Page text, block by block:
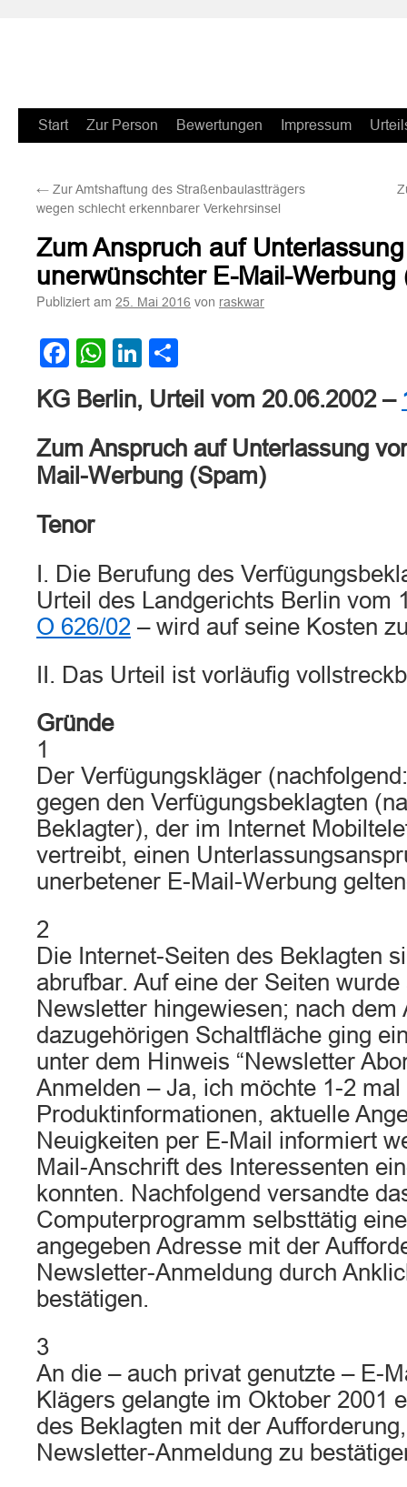
Zum
springen
Start Zur Person Bewertungen Impressum
← Zur Amtshaftung des Straßenbaulastträgers
wegen schlecht erkennbarer Verkehrsinsel
Zum Anspruch auf
unerwünschter E-Mail-Werbung
Publiziert am 25. Mai 2016 von raskwar
Facebook
WhatsApp
LinkedIn
KG Berlin, Urteil vom 20.06.2002 –
Zum Anspruch auf Unterlassung
Mail-Werbung (Spam)
Tenor
I. Die Berufung des
Urteil des Landgerichts Berlin vom
O 626/02 – wird auf seine Kosten
II. Das Urteil ist vorläufig
Gründe
1
Der Verfügungskläger
gegen den Verfügungsbeklagten
Beklagter), der im Internet
vertreibt, einen
unerbetener E-Mail-Werbung
2
Die Internet-Seiten des Beklagten
abrufbar. Auf eine der Seiten
Newsletter hingewiesen; nach dem
dazugehörigen Schaltfläche ging
unter dem Hinweis “Newsletter
Anmelden – Ja, ich möchte 1-2
Produktinformationen, aktuelle
Neuigkeiten per E-Mail informiert
Mail-Anschrift des Interessenten
konnten. Nachfolgend versandte
Computerprogramm selbsttätig
angegeben Adresse mit der
Newsletter-Anmeldung durch
bestätigen.
3
An die – auch privat genutzte – E-
Klägers gelangte im Oktober 2001
des Beklagten mit der
Newsletter-Anmeldung zu